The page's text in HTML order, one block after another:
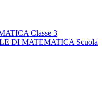
Classe 3
DI MATEMATICA Scuola